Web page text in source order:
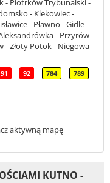
- Piotrków Trybunalski -
- Klekowiec -
- Pławno - Gidle -
- Przyrów -
- Złoty Potok - Niegowa
91 92 784 789
aktywną mapę
KUTNO -